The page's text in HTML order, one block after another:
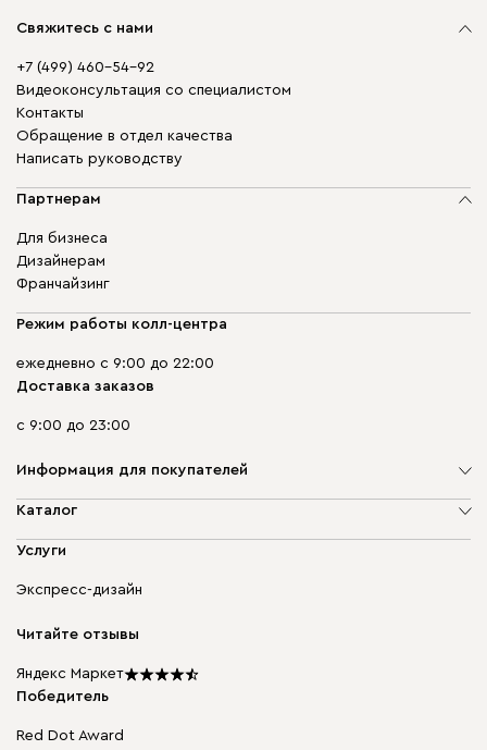
Свяжитесь с нами
+7 (499) 460-54-92
Видеоконсультация со специалистом
Контакты
Обращение в отдел качества
Написать руководству
Партнерам
Для бизнеса
Дизайнерам
Франчайзинг
Режим работы колл-центра
ежедневно с 9:00 до 22:00
Доставка заказов
с 9:00 до 23:00
Информация для покупателей
О компании
Доставка и оплата
диван.клуб
Карьера
Подарочные сертификаты
Мы в прессе
Каталог
Мягкая мебель
Бескаркасная мебель
Столы и стулья
Услуги
Экспресс-дизайн
Читайте отзывы
Яндекс Маркет
Победитель
Red Dot Award